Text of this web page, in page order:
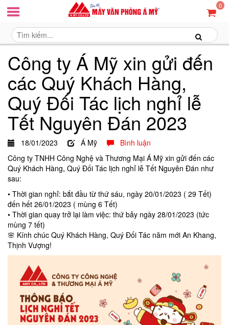
0
Công ty Á Mỹ xin gửi đến
các Quý Khách Hàng,
Quý Đối Tác lịch nghỉ lễ
Tết Nguyên Đán 2023
18/01/2023 Á Mỹ
Bình luận
Công ty TNHH Công Nghệ và Thương Mại Á Mỹ xin gửi đến các
Quý Khách Hàng, Quý Đối Tác lịch nghỉ lễ Tết Nguyên Đán như
sau:
• Thời gian nghỉ: bắt đầu từ thứ sáu, ngày 20/01/2023 ( 29 Tết)
đến hết 26/01/2023 ( mùng 6 Tết)
• Thời gian quay trở lại làm việc: thứ bảy ngày 28/01/2023 (tức
mùng 7 tết)
🌸 Kính chúc Quý Khách Hàng, Quý Đối Tác năm mới An Khang,
Thịnh Vượng!